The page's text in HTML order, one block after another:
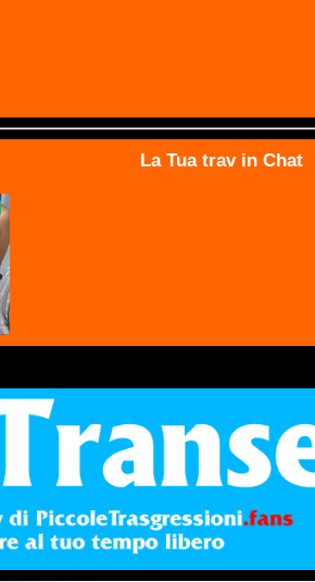
La Tua trav in Chat